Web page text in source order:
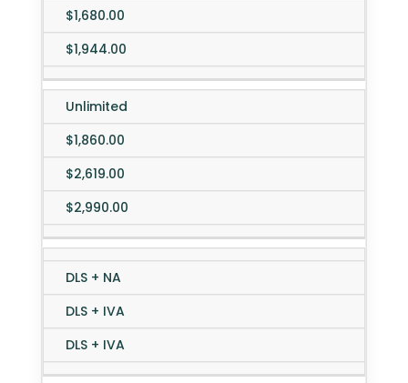
$1,680.00
$1,944.00
Unlimited
$1,860.00
$2,619.00
$2,990.00
DLS + NA
DLS + IVA
DLS + IVA